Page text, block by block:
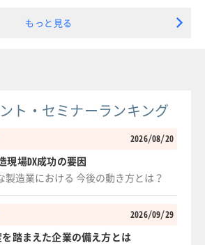
もっと見る
ト・セミナーランキング
2026/08/20
現場DX成功の要因
製造業における 今後の動き方とは？
2026/09/29
を踏まえた企業の備え方とは